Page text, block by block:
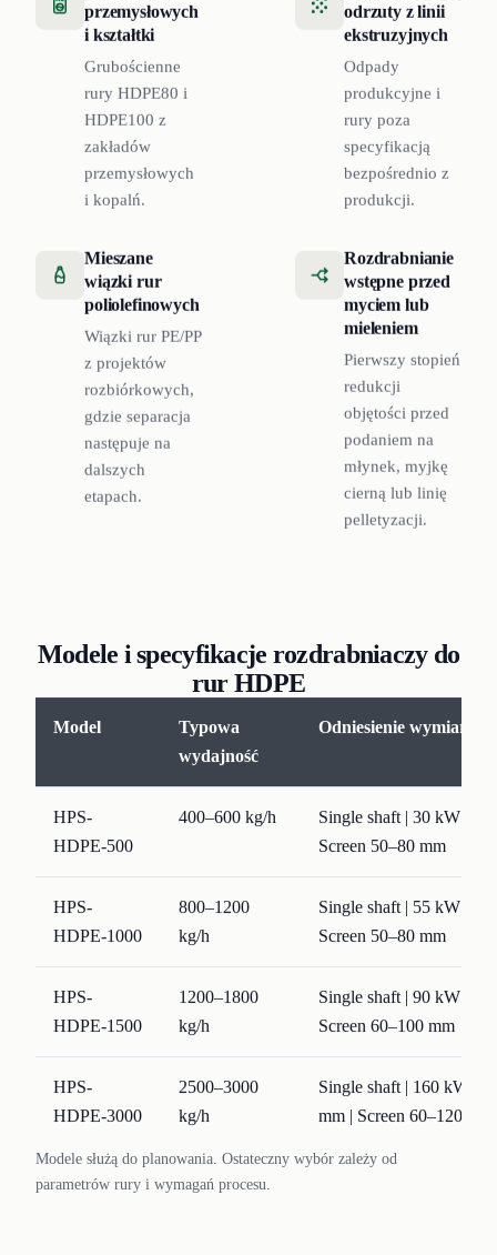
przemysłowych
i kształtki
Grubościenne
rury HDPE80 i
HDPE100 z
zakładów
przemysłowych
i kopalń.
odrzuty z linii
ekstruzyjnych
Odpady
produkcyjne i
rury poza
specyfikacją
bezpośrednio z
produkcji.
Mieszane
wiązki rur
poliolefinowych
Wiązki rur PE/PP
z projektów
rozbiórkowych,
gdzie separacja
następuje na
dalszych
etapach.
Rozdrabnianie
wstępne przed
myciem lub
mieleniem
Pierwszy stopień
redukcji
objętości przed
podaniem na
młynek, myjkę
cierną lub linię
pelletyzacji.
Modele i specyfikacje rozdrabniaczy do
rur HDPE
Model
Typowa
wydajność
Odniesienie wymiarowe
HPS-
HDPE-500
400–600 kg/h
Single shaft | 30 kW |
Screen 50–80 mm
HPS-
HDPE-1000
800–1200
kg/h
Single shaft | 55 kW |
Screen 50–80 mm
HPS-
HDPE-1500
1200–1800
kg/h
Single shaft | 90 kW |
Screen 60–100 mm
HPS-
HDPE-3000
2500–3000
kg/h
Single shaft | 160 kW |
mm | Screen 60–120 mm
Modele służą do planowania. Ostateczny wybór zależy od
parametrów rury i wymagań procesu.